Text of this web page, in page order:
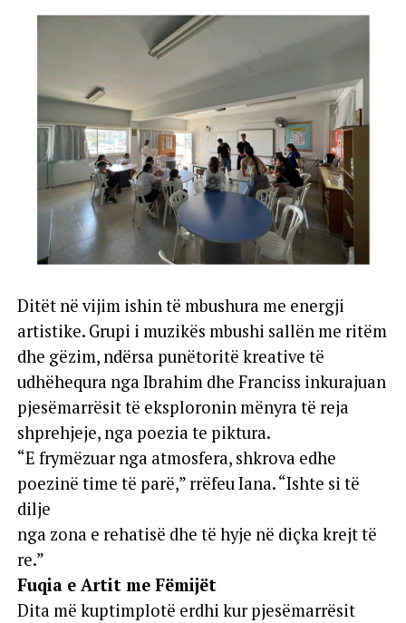
Ditët në vijim ishin të mbushura me energji
artistike. Grupi i muzikës mbushi sallën me ritëm
dhe gëzim, ndërsa punëtoritë kreative të
udhëhequra nga Ibrahim dhe Franciss inkurajuan
pjesëmarrësit të eksploronin mënyra të reja
shprehjeje, nga poezia te piktura.
“E frymëzuar nga atmosfera, shkrova edhe
poezinë time të parë,” rrëfeu Iana. “Ishte si të
dilje
nga zona e rehatisë dhe të hyje në diçka krejt të
re.”
Fuqia e Artit me Fëmijët
Dita më kuptimplotë erdhi kur pjesëmarrësit